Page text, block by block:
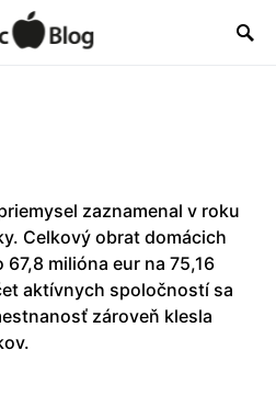
zaznamenal v roku
Celkový obrat domácich
milióna eur na 75,16
aktívnych spoločností sa
zároveň klesla